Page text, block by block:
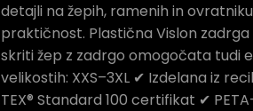
detajli na žepih, ramenih in
praktičnost. Plastična Vislon
skriti žep z zadrgo omogočata tudi
velikostih: XXS–3XL ✔ Izdelana iz
TEX® Standard 100 certifikat ✔